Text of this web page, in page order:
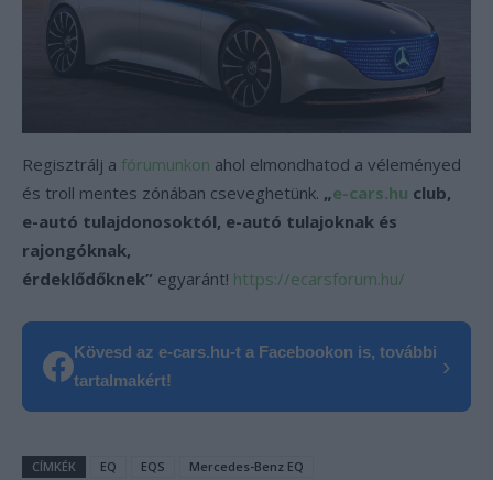
Regisztrálj a fórumunkon ahol elmondhatod a véleményed
és troll mentes zónában cseveghetünk. „e-cars.hu club,
e-autó tulajdonosoktól, e-autó tulajoknak és
rajongóknak,
érdeklődőknek” egyaránt! https://ecarsforum.hu/
Kövesd az e-cars.hu-t a Facebookon is, további
tartalmakért!
›
CÍMKÉK EQ EQS Mercedes-Benz EQ